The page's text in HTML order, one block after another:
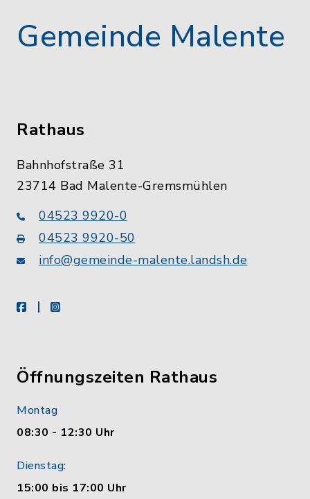
Gemeinde Malente
Rathaus
Bahnhofstraße 31
23714 Bad Malente-Gremsmühlen
04523 9920-0
04523 9920-50
info@gemeinde-malente.landsh.de
facebookinstagram
Öffnungszeiten Rathaus
Montag
08:30 - 12:30 Uhr
Dienstag:
15:00 bis 17:00 Uhr